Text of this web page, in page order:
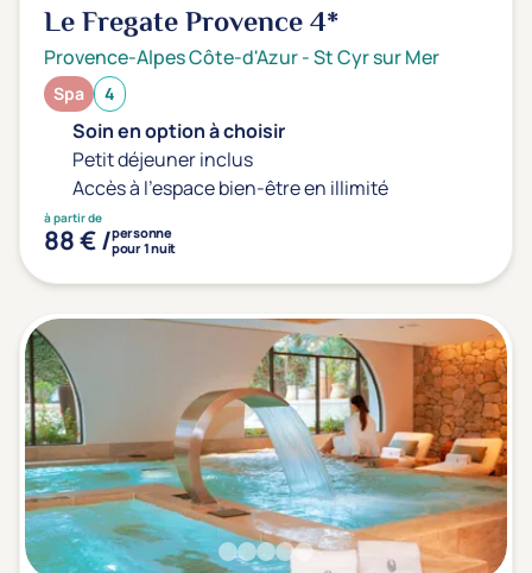
Le Fregate Provence4*
Provence-Alpes Côte-d'Azur-St Cyr sur Mer
Spa 4
Soin en option à choisir
Petit déjeuner inclus
Accès à l'espace bien-être en illimité
à partir de
88 € /personne
pour 1 nuit